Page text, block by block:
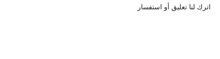
اترك لنا تعليق أو استفسار